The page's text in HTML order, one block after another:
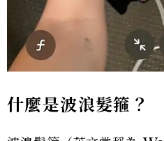
什麼是波浪髮箍？